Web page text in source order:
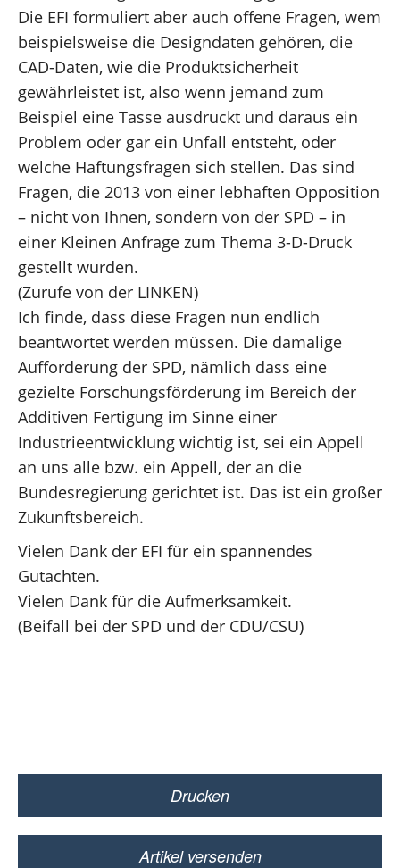
Die EFI formuliert aber auch offene Fragen, wem
beispielsweise die Designdaten gehören, die
CAD-Daten, wie die Produktsicherheit
gewährleistet ist, also wenn jemand zum
Beispiel eine Tasse ausdruckt und daraus ein
Problem oder gar ein Unfall entsteht, oder
welche Haftungsfragen sich stellen. Das sind
Fragen, die 2013 von einer lebhaften Opposition
– nicht von Ihnen, sondern von der SPD – in
einer Kleinen Anfrage zum Thema 3-D-Druck
gestellt wurden.
(Zurufe von der LINKEN)
Ich finde, dass diese Fragen nun endlich
beantwortet werden müssen. Die damalige
Aufforderung der SPD, nämlich dass eine
gezielte Forschungsförderung im Bereich der
Additiven Fertigung im Sinne einer
Industrieentwicklung wichtig ist, sei ein Appell
an uns alle bzw. ein Appell, der an die
Bundesregierung gerichtet ist. Das ist ein großer
Zukunftsbereich.
Vielen Dank der EFI für ein spannendes
Gutachten.
Vielen Dank für die Aufmerksamkeit.
(Beifall bei der SPD und der CDU/CSU)
Drucken
Artikel versenden